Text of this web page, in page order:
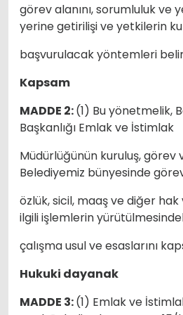
görev alanını, sorumluluk ve
yerine getirilişi ve yetkilerin
başvurulacak yöntemleri
Kapsam
MADDE 2:(1) Bu yönetmelik,
Başkanlığı Emlak ve İstimlak
Müdürlüğünün kuruluş, görev
Belediyemiz bünyesinde
özlük, sicil, maaş ve diğer
ilgili işlemlerin
çalışma usul ve esaslarını
Hukuki dayanak
MADDE 3:(1) Emlak ve